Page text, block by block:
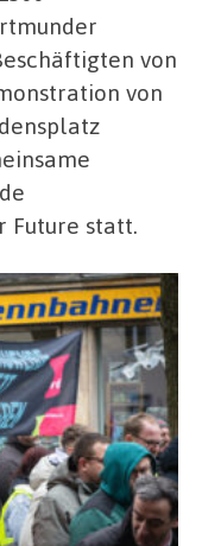
von
von
Future statt.